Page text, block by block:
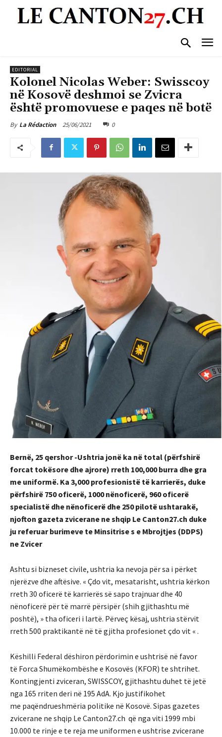
EDITORIAL
Kolonel Nicolas Weber: Swisscoy
në Kosovë deshmoi se Zvicra
është promovuese e paqes në botë
By La Rédaction 25/06/2021 0
Bernë, 25 qershor -Ushtria jonë ka në total (përfshirë
forcat tokësore dhe ajrore) rreth 100,000 burra dhe gra
me uniformë. Ka 3,000 profesionistë të karrierës, duke
përfshirë 750 oficerë, 1000 nënoficerë, 960 oficerë
specialistë dhe nënoficerë dhe 250 pilotë ushtarakë,
njofton gazeta zvicerane ne shqip Le Canton27.ch duke
ju referuar burimeve te Minsitrise s e Mbrojtjes (DDPS)
ne Zvicer
Ashtu si bizneset civile, ushtria ka nevoja për sa i përket
njerëzve dhe aftësive. « Çdo vit, mesatarisht, ushtria kërkon
rreth 30 oficerë të karrierës së sapo trajnuar dhe 40
nënoficerë për të marrë përsipër (shih gjithashtu më
poshtë), » tha oficeri i lartë. Përveç kësaj, ushtria stërvit
rreth 500 praktikantë në të gjitha profesionet çdo vit « .
Këshilli Federal dëshiron përdorimin e ushtrisë në favor
të Forca Shumëkombëshe e Kosovës (KFOR) te shtrihet.
Kontingjenti zviceran, SWISSCOY, gjithashtu duhet të jetë
nga 165 rriten deri në 195 AdA. Kjo justifikohet
me paqëndrueshmëria politike në Kosovë. Sipas gazetes
zvicerane ne shqip Le Canton27.ch që nga viti 1999 mbi
10.000 te rinje e te reja me uniformen e ushtrise zvicerane